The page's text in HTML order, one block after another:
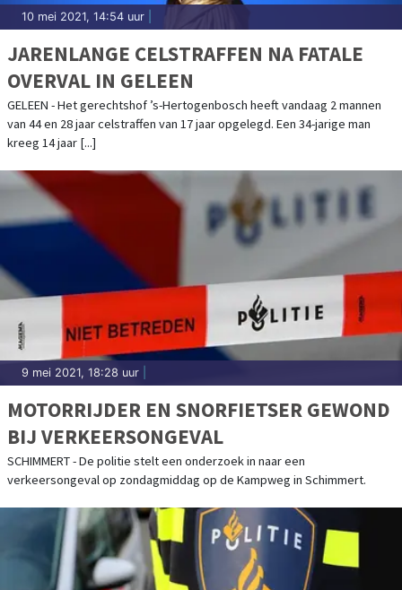
10 mei 2021, 14:54 uur
JARENLANGE CELSTRAFFEN NA FATALE
OVERVAL IN GELEEN
GELEEN - Het gerechtshof ’s-Hertogenbosch heeft vandaag 2 mannen
van 44 en 28 jaar celstraffen van 17 jaar opgelegd. Een 34-jarige man
kreeg 14 jaar [...]
9 mei 2021, 18:28 uur
MOTORRIJDER EN SNORFIETSER GEWOND
BIJ VERKEERSONGEVAL
SCHIMMERT - De politie stelt een onderzoek in naar een
verkeersongeval op zondagmiddag op de Kampweg in Schimmert.